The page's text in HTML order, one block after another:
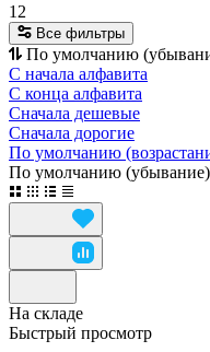
12
Все фильтры
По умолчанию
С начала алфавита
С конца алфавита
Сначала дешевые
Сначала дорогие
По умолчанию
По умолчанию (убывание)
На складе
Быстрый просмотр